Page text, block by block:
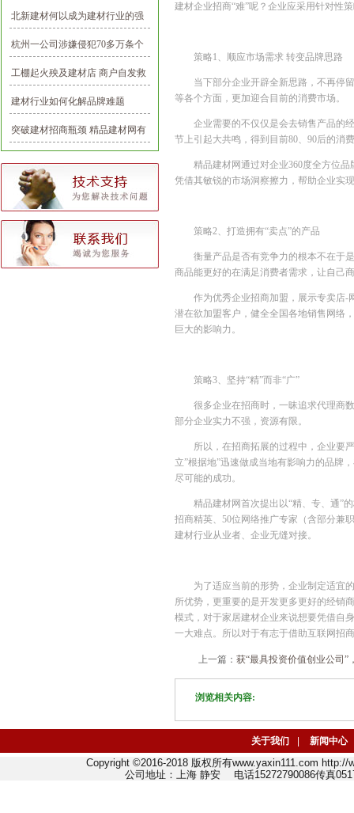
北新建材何以成为建材行业的强
势民族品牌？
杭州一公司涉嫌侵犯70多万条个
人信息，多为向业主推销建材
工棚起火殃及建材店 商户自发救
援避免损失
建材行业如何化解品牌难题
突破建材招商瓶颈 精品建材网有
一套
建材企业招商“难”呢？企业应采用针对性
策略1、顺应市场需求 转变品牌思路
当下部分企业开辟全新思路，不再停
等各个方面，更加迎合目前的消费市场。
企业需要的不仅仅是会去销售产品的
节上引起大共鸣，得到目前80、90后的消
精品建材网通过对企业360度全方位
凭借其敏锐的市场洞察擦力，帮助企业实
策略2、打造拥有“卖点”的产品
衡量产品是否有竞争力的根本不在于
商品能更好的在满足消费者需求，让自己
作为优秀企业招商加盟，展示专卖店-
潜在欲加盟客户，健全全国各地销售网络
巨大的影响力。
策略3、坚持“精”而非“广”
很多企业在招商时，一昧追求代理商
部分企业实力不强，资源有限。
所以，在招商拓展的过程中，企业要
立”根据地”迅速做成当地有影响力的品牌
尽可能的成功。
精品建材网首次提出以“精、专、通”
招商精英、50位网络推广专家（含部分兼
建材行业从业者、企业无缝对接。
为了适应当前的形势，企业制定适宜
所优势，更重要的是开发更多更好的经销
模式，对于家居建材企业来说想要凭借自
一大难点。所以对于有志于借助互联网招
上一篇：获“最具投资价值创业公司
浏览相关内容:
关于我们 新闻中心
Copyright ©2016-2018 版权所有www.yaxin111.com
公司地址：上海 静安 电话15272790086传真